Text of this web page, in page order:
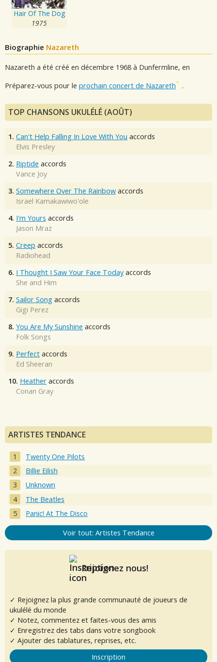
Hair Of The Dog
1975
Biographie Nazareth
Nazareth a été créé en décembre 1968 à Dunfermline, en
Préparez-vous pour le prochain concert de Nazareth .
TOP CHANSONS UKULÉLÉ (AOÛT)
1. Can't Help Falling In Love With You accords
Elvis Presley
2. Riptide accords
Vance Joy
3. Somewhere Over The Rainbow accords
Israel Kamakawiwo'ole
4. I'm Yours accords
Jason Mraz
5. Creep accords
Radiohead
6. I Thought I Saw Your Face Today accords
She and Him
7. Sailor Song accords
Gigi Perez
8. You Are My Sunshine accords
Folk Songs
9. Perfect accords
Ed Sheeran
10. Heather accords
Conan Gray
ARTISTES TENDANCE
Twenty One Pilots
Billie Eilish
Unknown
The Beatles
Panic! At The Disco
Voir tout: Artistes Tendance
Rejoignez nous!
✓ Rejoignez la plus grande communauté de joueurs de
ukulélé du monde
✓ Notez, commentez et faites-vous des amis
✓ Enregistrez des tabs dans votre songbook
✓ Ajouter des tablatures, reprises, etc.
Inscription